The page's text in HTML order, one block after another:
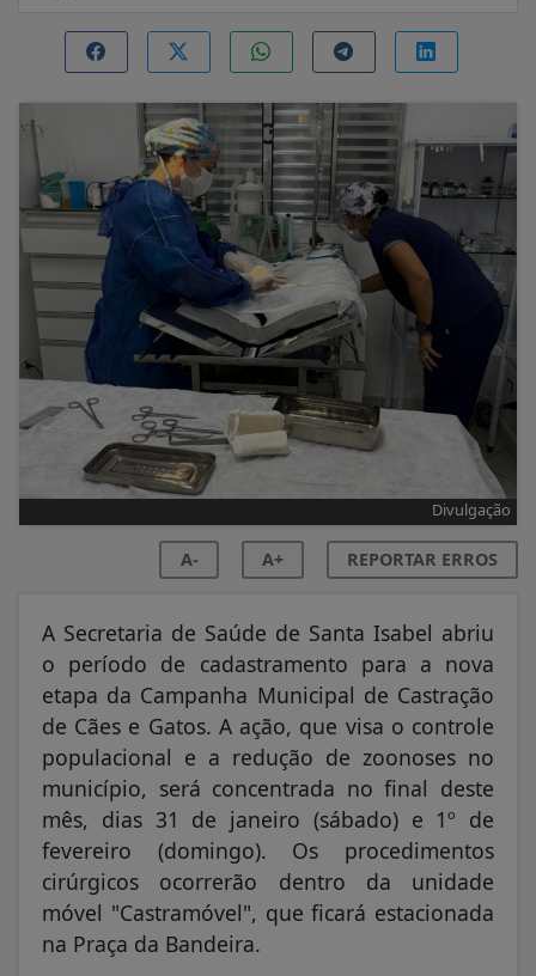
Divulgação
A- A+ REPORTAR ERROS
A Secretaria de Saúde de Santa Isabel abriu
o período de cadastramento para a nova
etapa da Campanha Municipal de Castração
de Cães e Gatos. A ação, que visa o controle
populacional e a redução de zoonoses no
município, será concentrada no final deste
mês, dias 31 de janeiro (sábado) e 1º de
fevereiro (domingo). Os procedimentos
cirúrgicos ocorrerão dentro da unidade
móvel "Castramóvel", que ficará estacionada
na Praça da Bandeira.